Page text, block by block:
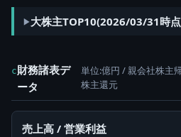
大株主TOP10(2026/03/31時
c財務諸表デ
ータ
単位:億円 / 親会社株主
株主還元
売上高 / 営業利益